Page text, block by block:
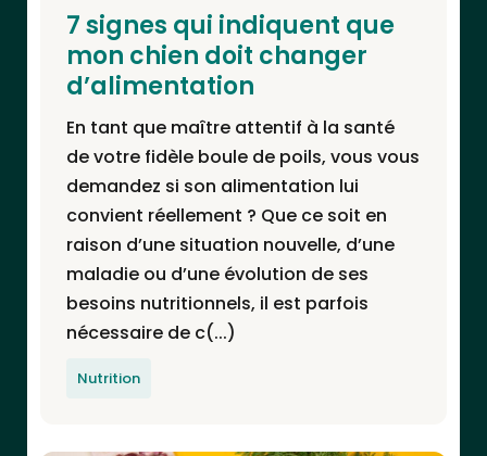
7 signes qui indiquent que
mon chien doit changer
d’alimentation
En tant que maître attentif à la santé
de votre fidèle boule de poils, vous vous
demandez si son alimentation lui
convient réellement ? Que ce soit en
raison d’une situation nouvelle, d’une
maladie ou d’une évolution de ses
besoins nutritionnels, il est parfois
nécessaire de c(...)
Nutrition